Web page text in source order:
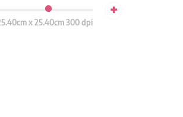
x 25.40cm 300 dpi
+